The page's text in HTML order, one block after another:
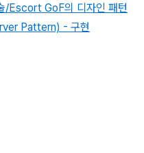
Escort GoF의 디자인 패턴
Pattern) - 구현